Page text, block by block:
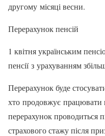
другому місяці весни.
Перерахунок пенсій
1 квітня українським
пенсії з урахуванням
Перерахунок буде
хто продовжує працювати
перерахунок проводиться
страхового стажу після